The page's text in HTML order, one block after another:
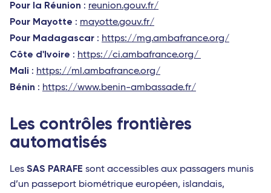
Pour la Réunion : reunion.gouv.fr/
Pour Mayotte : mayotte.gouv.fr/
Pour Madagascar : https://mg.ambafrance.org/
Côte d'Ivoire : https://ci.ambafrance.org/
Mali : https://ml.ambafrance.org/
Bénin : https://www.benin-ambassade.fr/
Les contrôles frontières
automatisés
Les SAS PARAFE sont accessibles aux passagers munis
d’un passeport biométrique européen, islandais,